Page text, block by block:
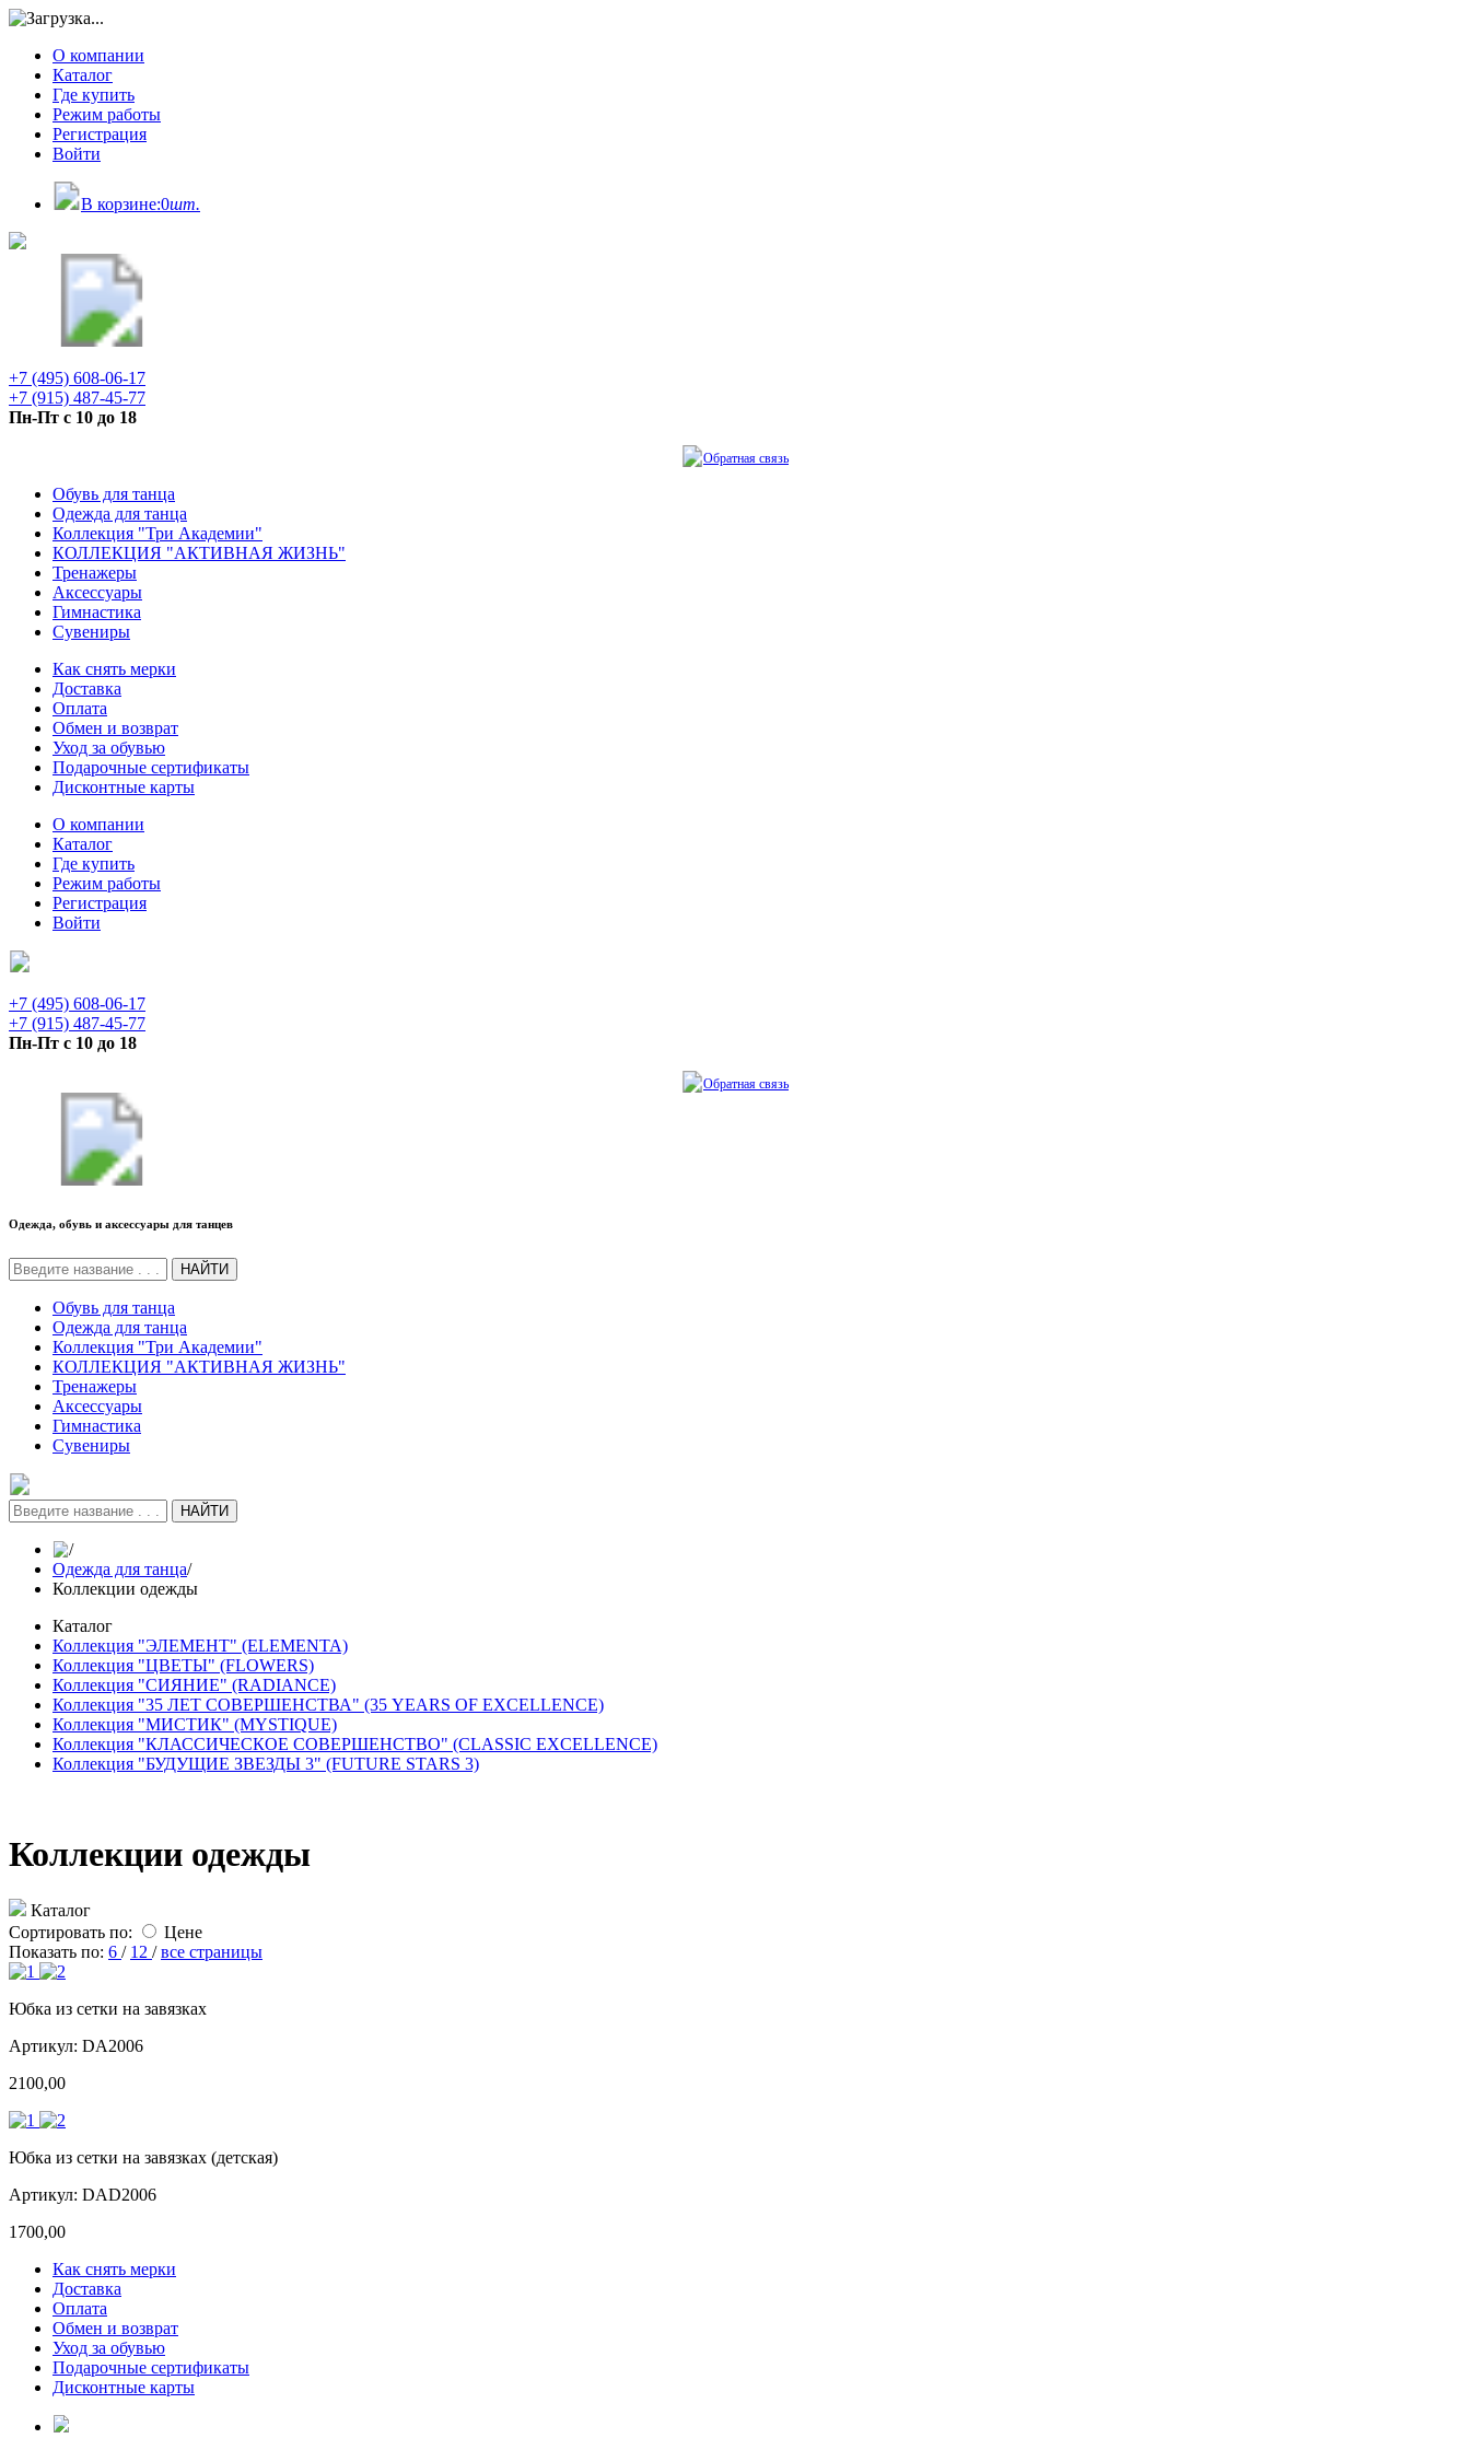
О компании
Каталог
Где купить
Режим работы
Регистрация
Войти
В корзине:0шт.
+7 (495) 608-06-17
+7 (915) 487-45-77
Пн-Пт с 10 до 18
Обратная связь
Обувь для танца
Одежда для танца
Коллекция "Три Академии"
КОЛЛЕКЦИЯ "АКТИВНАЯ ЖИЗНЬ"
Тренажеры
Аксессуары
Гимнастика
Сувениры
Как снять мерки
Доставка
Оплата
Обмен и возврат
Уход за обувью
Подарочные сертификаты
Дисконтные карты
О компании
Каталог
Где купить
Режим работы
Регистрация
Войти
+7 (495) 608-06-17
+7 (915) 487-45-77
Пн-Пт с 10 до 18
Обратная связь
Одежда, обувь и аксессуары для танцев
НАЙТИ
Обувь для танца
Одежда для танца
Коллекция "Три Академии"
КОЛЛЕКЦИЯ "АКТИВНАЯ ЖИЗНЬ"
Тренажеры
Аксессуары
Гимнастика
Сувениры
НАЙТИ
/
Одежда для танца/
Коллекции одежды
Каталог
Коллекция "ЭЛЕМЕНТ" (ELEMENTA)
Коллекция "ЦВЕТЫ" (FLOWERS)
Коллекция "СИЯНИЕ" (RADIANCE)
Коллекция "35 ЛЕТ СОВЕРШЕНСТВА" (35 YEARS OF EXCELLENCE)
Коллекция "МИСТИК" (MYSTIQUE)
Коллекция "КЛАССИЧЕСКОЕ СОВЕРШЕНСТВО" (CLASSIC EXCELLENCE)
Коллекция "БУДУЩИЕ ЗВЕЗДЫ 3" (FUTURE STARS 3)
Коллекции одежды
Каталог
Сортировать по:
Цене
Показать по: 6 / 12 /все страницы
Юбка из сетки на завязках
Артикул: DA2006
2100,00
Юбка из сетки на завязках (детская)
Артикул: DAD2006
1700,00
Как снять мерки
Доставка
Оплата
Обмен и возврат
Уход за обувью
Подарочные сертификаты
Дисконтные карты